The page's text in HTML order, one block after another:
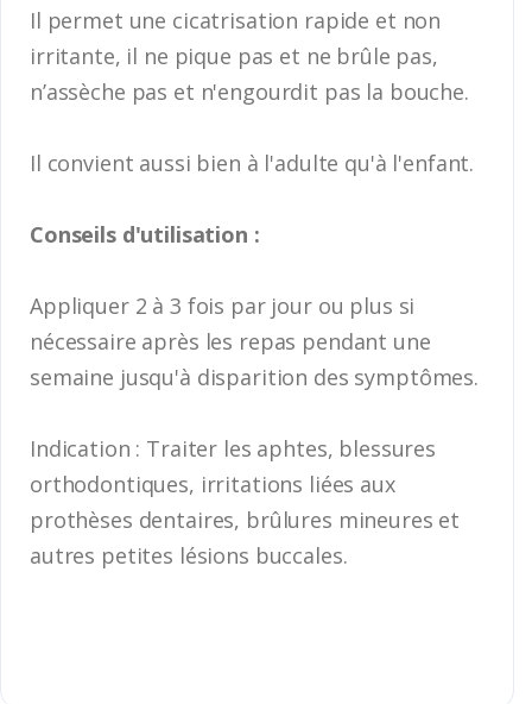
Il permet une cicatrisation rapide et non
irritante, il ne pique pas et ne brûle pas,
n’assèche pas et n'engourdit pas la bouche.
Il convient aussi bien à l'adulte qu'à l'enfant.
Conseils d'utilisation :
Appliquer 2 à 3 fois par jour ou plus si
nécessaire après les repas pendant une
semaine jusqu'à disparition des symptômes.
Indication : Traiter les aphtes, blessures
orthodontiques, irritations liées aux
prothèses dentaires, brûlures mineures et
autres petites lésions buccales.